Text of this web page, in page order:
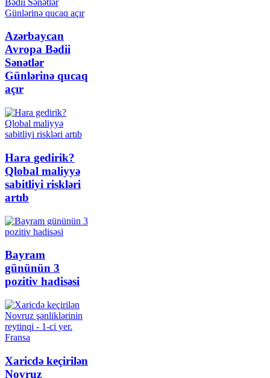
Azərbaycan
Avropa Bədii
Sənətlər
Günlərinə qucaq
açır
Hara gedirik?
Qlobal maliyyə
sabitliyi riskləri
artıb
Bayram
gününün 3
pozitiv hadisəsi
Xaricdə keçirilən
Novruz